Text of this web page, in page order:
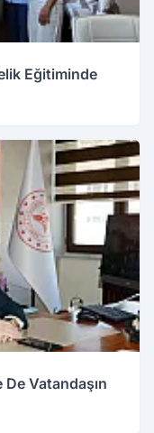
Eğitiminde
De Vatandaşın